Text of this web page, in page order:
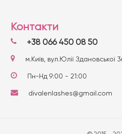
Контакти
+38 066 450 08 50
м.Київ, вул.Юлії
Пн-Нд 9:00 - 21:00
divalenlashes@gmail.com